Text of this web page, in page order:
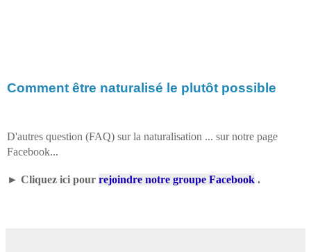
Comment être naturalisé le plutôt possible
D'autres question (FAQ) sur la naturalisation ... sur notre page
Facebook...
► Cliquez ici pour rejoindre notre groupe Facebook .